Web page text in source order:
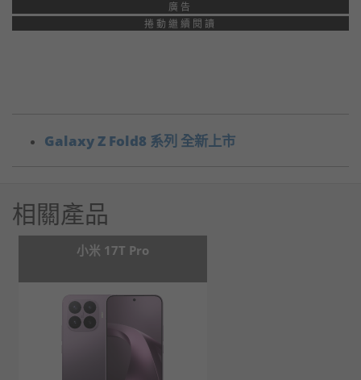
廣告
捲動繼續閱讀
Galaxy Z Fold8 系列 全新上市
相關產品
小米 17T Pro